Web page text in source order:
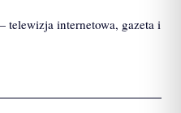
internetowa, gazeta i